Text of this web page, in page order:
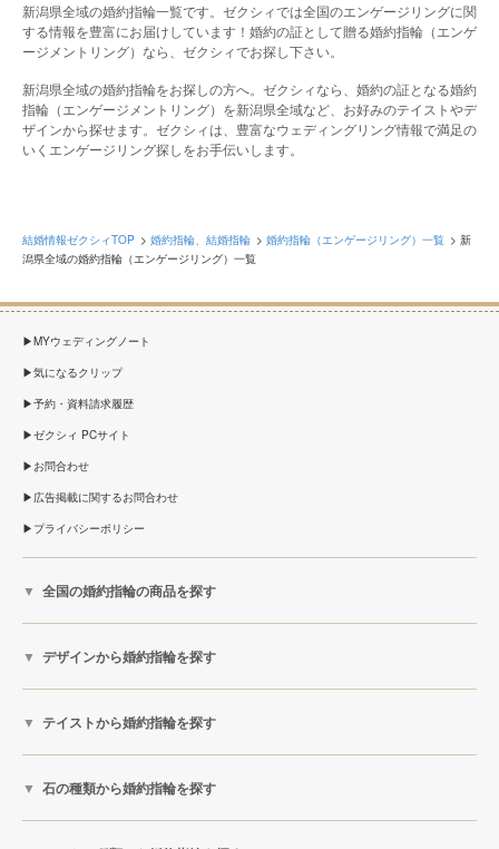
新潟県全域の婚約指輪一覧です。ゼクシィでは全国のエンゲージリングに関
する情報を豊富にお届けしています！婚約の証として贈る婚約指輪（エンゲ
ージメントリング）なら、ゼクシィでお探し下さい。
新潟県全域の婚約指輪をお探しの方へ。ゼクシィなら、婚約の証となる婚約
指輪（エンゲージメントリング）を新潟県全域など、お好みのテイストやデ
ザインから探せます。ゼクシィは、豊富なウェディングリング情報で満足の
いくエンゲージリング探しをお手伝いします。
結婚情報ゼクシィTOP 婚約指輪、結婚指輪 婚約指輪（エンゲージリング）一覧
新
潟県全域の婚約指輪（エンゲージリング）一覧
MYウェディングノート
気になるクリップ
予約・資料請求履歴
ゼクシィ PCサイト
お問合わせ
広告掲載に関するお問合わせ
プライバシーポリシー
全国の婚約指輪の商品を探す
デザインから婚約指輪を探す
テイストから婚約指輪を探す
石の種類から婚約指輪を探す